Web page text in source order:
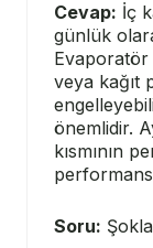
Cevap: İç
günlük
Evaporatör
veya kağıt
önemlidir.
kısmının
Soru: